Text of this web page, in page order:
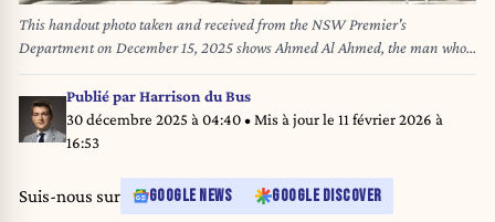
This handout photo taken and received from the NSW Premier's
Department on December 15, 2025 shows Ahmed Al Ahmed, the man who
tackled and disarmed one of the Bondi beach attackers, talking to New
South Wales Premier Chris Minns at St George Hospital in Sydney. A
father and son killed 15 people at Bondi Beach on December 14, targeting a
Jewish festival that marked the start of Hanukkah. Footage showed Ahmed
gun from one of the assailant's hands. Handout / NSW Premier's
Department / AFP
Publié parHarrison du Bus
30 décembre 2025 à 04:40• Mis à jour le 11 février 2026 à
16:53
Suis-nous sur GOOGLE NEWS GOOGLE DISCOVER